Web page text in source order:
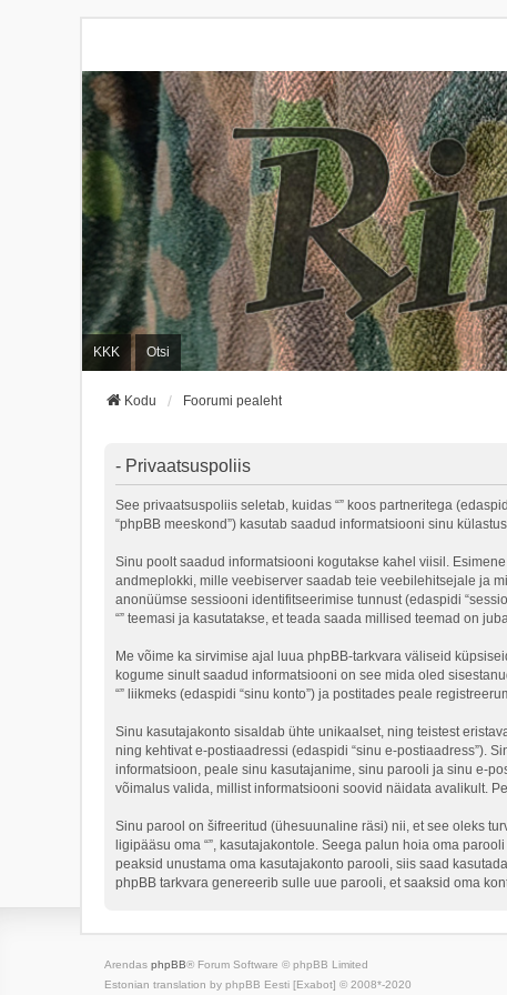
KKK Otsi
Kodu Foorumi pealeht
- Privaatsuspoliis
See privaatsuspoliis seletab, kuidas “” koos partneritega (edaspidi
“phpBB meeskond”) kasutab saadud informatsiooni sinu
Sinu poolt saadud informatsiooni kogutakse kahel viisil.
andmeplokki, mille veebiserver saadab teie veebilehitsejale ja
anonüümse sessiooni identifitseerimise tunnust (edaspidi
“” teemasi ja kasutatakse, et teada saada millised teemad on
Me võime ka sirvimise ajal luua phpBB-tarkvara väliseid
kogume sinult saadud informatsiooni on see mida oled
“” liikmeks (edaspidi “sinu konto”) ja postitades peale
Sinu kasutajakonto sisaldab ühte unikaalset, ning teistest
ning kehtivat e-postiaadressi (edaspidi “sinu e-postiaadress”).
informatsioon, peale sinu kasutajanime, sinu parooli ja sinu e-
võimalus valida, millist informatsiooni soovid näidata avalikult.
Sinu parool on šifreeritud (ühesuunaline räsi) nii, et see oleks
ligipääsu oma “”, kasutajakontole. Seega palun hoia oma
peaksid unustama oma kasutajakonto parooli, siis saad
phpBB tarkvara genereerib sulle uue parooli, et saaksid oma
Arendas phpBB® Forum Software © phpBB Limited
Estonian translation by phpBB Eesti [Exabot] © 2008*-2020